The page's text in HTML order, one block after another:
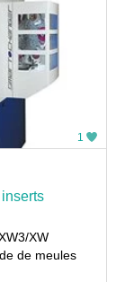
1
XW
de meules